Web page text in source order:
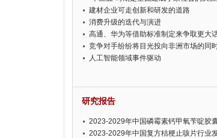
建材企业可走创新和研发的道路
消费升级的迭代与演进
高通、华为等借助标准制定来争取更大
竞争对手纷纷将目光投向非洲市场的同
此淡定，难道就真的不怕丧失先机吗?
人工智能领域事件驱动
研究报告
2023-2029年中国磷霉素钙甲氧苄啶胶
投资可行性报告
2023-2029年中国复方桔梗止咳片行业